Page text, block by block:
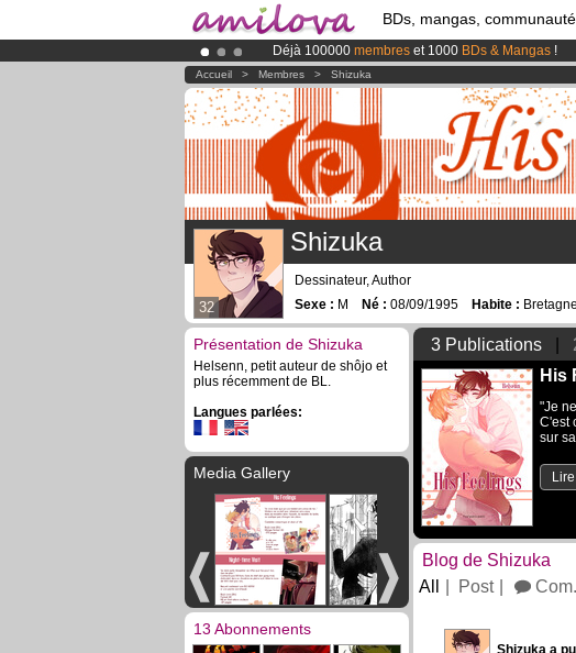
BDs, mangas,
Déjà 100000 membres et 1000 BDs & Mangas !
Abonnement premium: à partir de3.95 eurospar
LeKickstarter Amilova est désormais lancé!.
Accueil > Membres > Shizuka
32
Shizuka
Dessinateur, Author
Sexe : M Né : 08/09/1995 Habite :
Présentation de Shizuka
Helsenn, petit auteur de shôjo et
plus récemment de BL.
Langues parlées:
Media Gallery
13 Abonnements
3 Publications
His
"Je
C'est
sur
Lire
Blog de Shizuka
All Post Com.
Shizuka a